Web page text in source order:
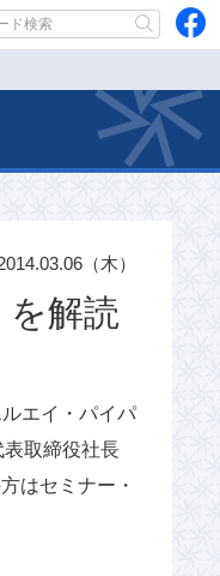
を解読
（木）
エイ・パイパ
取締役社長
はセミナー・